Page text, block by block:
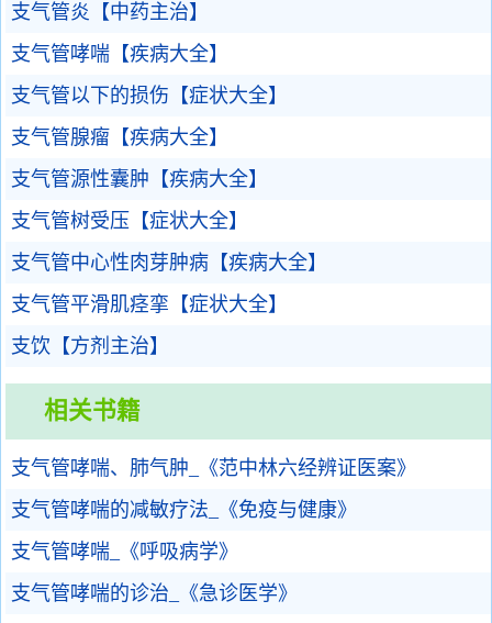
支气管炎【中药主治】
支气管哮喘【疾病大全】
支气管以下的损伤【症状大全】
支气管腺瘤【疾病大全】
支气管源性囊肿【疾病大全】
支气管树受压【症状大全】
支气管中心性肉芽肿病【疾病大全】
支气管平滑肌痉挛【症状大全】
支饮【方剂主治】
相关书籍
支气管哮喘、肺气肿_《范中林六经辨证医案》
支气管哮喘的减敏疗法_《免疫与健康》
支气管哮喘_《呼吸病学》
支气管哮喘的诊治_《急诊医学》